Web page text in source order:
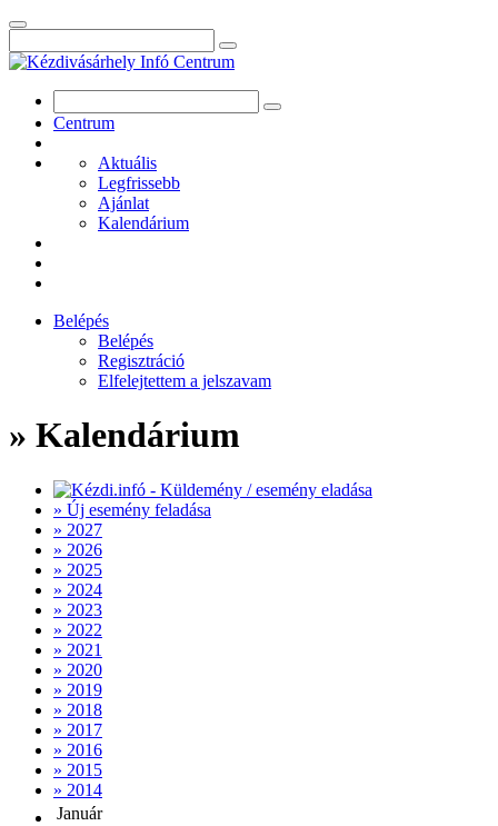
Centrum
Aktuális
Legfrissebb
Ajánlat
Kalendárium
Belépés
Belépés
Regisztráció
Elfelejtettem a jelszavam
» Kalendárium
» Új esemény feladása
» 2027
» 2026
» 2025
» 2024
» 2023
» 2022
» 2021
» 2020
» 2019
» 2018
» 2017
» 2016
» 2015
» 2014
Január